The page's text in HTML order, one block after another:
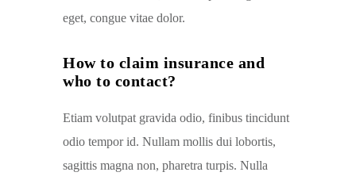
eget, congue vitae dolor.
How to claim insurance and
who to contact?
Etiam volutpat gravida odio, finibus tincidunt
odio tempor id. Nullam mollis dui lobortis,
sagittis magna non, pharetra turpis. Nulla